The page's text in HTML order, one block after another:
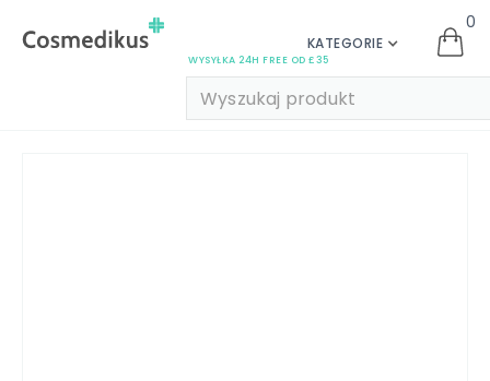
WYSYŁKA 24H FREE OD £35
KATEGORIE
0